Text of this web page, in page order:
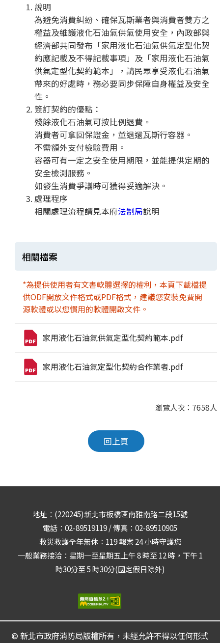
說明
為避免消費糾紛、確保瓦斯業者與消費者雙方之
權益及維護液化石油氣供氣使用安全，內政部與
經濟部共同發布「家用液化石油氣供氣定型化契
約應記載及不得記載事項」及「家用液化石油氣
供氣定型化契約範本」，請民眾享受液化石油氣
帶來的好處時，務必要同步保障自身權益及安全
性。
簽訂契約的優點：
殘餘液化石油氣可按比例退費。
消費者可拿回保證金，並退還瓦斯行容器。
不需額外支付檢驗費用。
容器可有一定之安全使用期限，並能提供定期的
安全檢測服務。
如發生消費爭議時可獲得妥適解決。
處理程序
相關處理流程請見本府法制局說明
相關檔案
*為提供使用者有文書軟體選擇的權利，本頁下載檔提
供ODF開放文件格式或PDF格式，建議您安裝免費開
源軟體或以您慣用的軟體開啟文件。
家用液化石油氣供氣定型化契約範本.pdf
家用液化石油氣定型化契約合作業者.pdf
瀏覽人次：7658人
回上頁
地址：(220245)新北市板橋區南雅南路二段15號
電話：02-89519119 / 傳真：02-89510905
救災救護全年無休：119 報案 24 小時守護您
一般業務接洽：星期一至星期五上午 8 時至 12 時，下午 1
時30分至 5 時30分(國定假日除外)
© 新北市政府消防局版權所有，未經允許不得以任何形式